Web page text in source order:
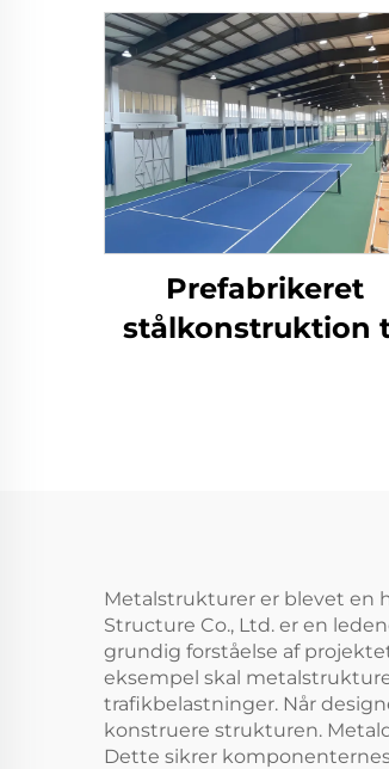
Prefabrikeret
stålkonstruktion
Metalstrukturer er blevet en
Structure Co., Ltd. er en
grundig forståelse af
eksempel skal
trafikbelastninger. Når
konstruere strukturen.
Dette sikrer